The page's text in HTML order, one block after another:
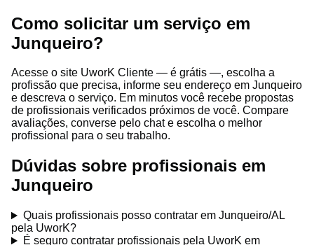
Como solicitar um serviço em
Junqueiro?
Acesse o site UworK Cliente — é grátis —, escolha a
profissão que precisa, informe seu endereço em Junqueiro
e descreva o serviço. Em minutos você recebe propostas
de profissionais verificados próximos de você. Compare
avaliações, converse pelo chat e escolha o melhor
profissional para o seu trabalho.
Dúvidas sobre profissionais em
Junqueiro
Quais profissionais posso contratar em Junqueiro/AL
pela UworK?
É seguro contratar profissionais pela UworK em